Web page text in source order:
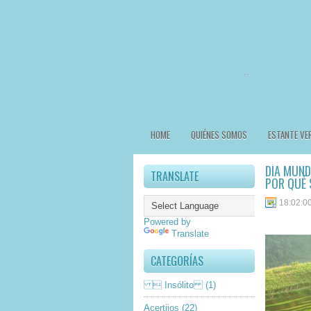
HOME QUIÉNES SOMOS ESTANTE
TRANSLATE
Powered by
Translate
CATEGORÍAS
 Insólito (1)
Acertijos (22)
DÍA
POR QUÉ
18:02:00